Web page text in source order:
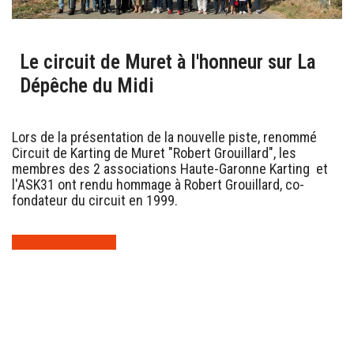
Le circuit de Muret à l'honneur sur La
Dépêche du Midi
Lors de la présentation de la nouvelle piste, renommé
Circuit de Karting de Muret "Robert Grouillard", les
membres des 2 associations Haute-Garonne Karting et
l'ASK31 ont rendu hommage à Robert Grouillard, co-
fondateur du circuit en 1999.